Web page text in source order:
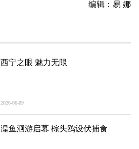
编辑：易 娜
西宁之眼 魅力无限
2026-06-09
湟鱼洄游启幕 棕头鸥设伏捕食